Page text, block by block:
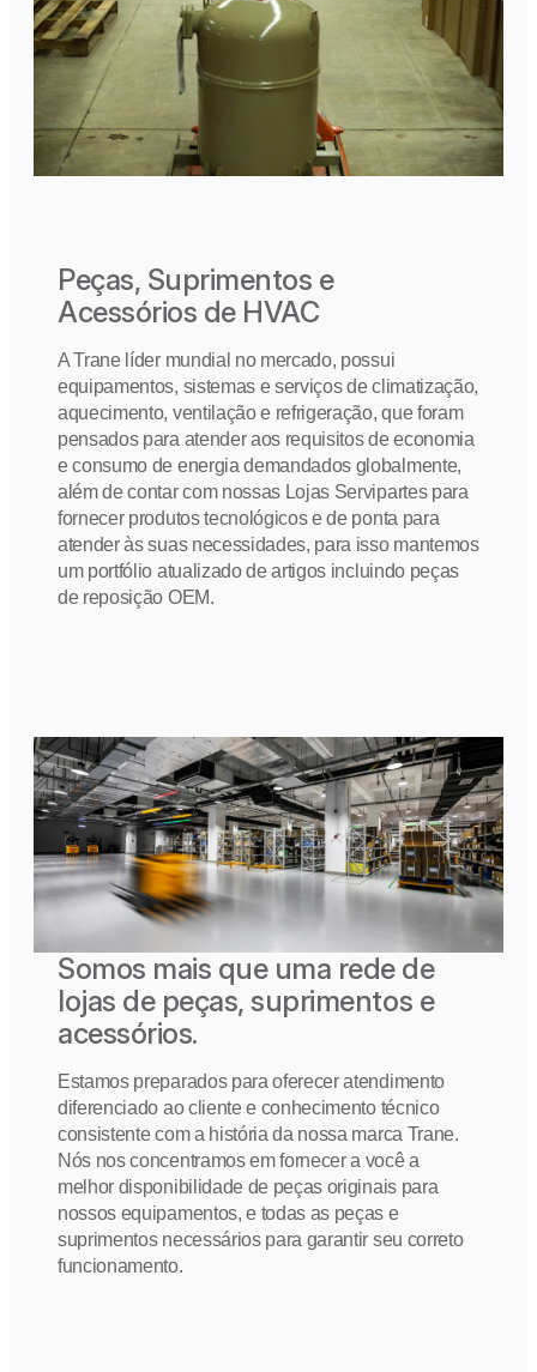
Peças, Suprimentos e
Acessórios de HVAC
A Trane líder mundial no mercado, possui
equipamentos, sistemas e serviços de climatização,
aquecimento, ventilação e refrigeração, que foram
pensados ​​para atender aos requisitos de economia
e consumo de energia demandados globalmente,
além de contar com nossas Lojas Servipartes para
fornecer produtos tecnológicos e de ponta para
atender às suas necessidades, para isso mantemos
um portfólio atualizado de artigos incluindo peças
de reposição OEM.
Somos mais que uma rede de
lojas de peças, suprimentos e
acessórios.
Estamos preparados para oferecer atendimento
diferenciado ao cliente e conhecimento técnico
consistente com a história da nossa marca Trane.
Nós nos concentramos em fornecer a você a
melhor disponibilidade de peças originais para
nossos equipamentos, e todas as peças e
suprimentos necessários para garantir seu correto
funcionamento.